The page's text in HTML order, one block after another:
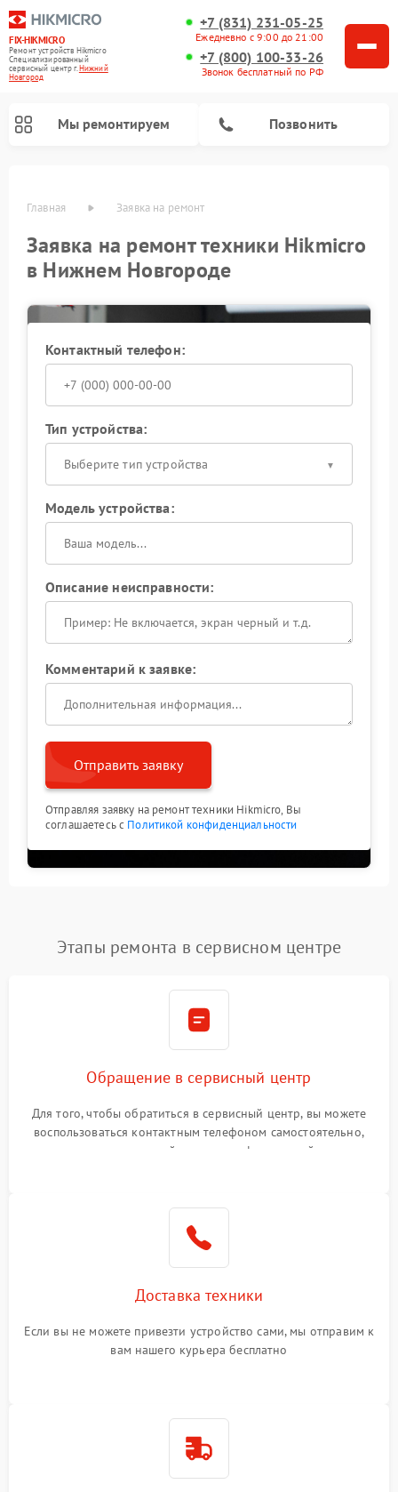
FIX-HIKMICRO
Ремонт устройств Hikmicro
Специализированный
cервисный центр г.Нижний
Новгород
+7 (831) 231-05-25
Ежедневно с 9:00 до 21:00
+7 (800) 100-33-26
Звонок бесплатный по РФ
Мы ремонтируем Позвонить
Главная Заявка на ремонт
Заявка на ремонт техники Hikmicro
в Нижнем Новгороде
Контактный телефон:
Тип устройства:
Выберите тип устройства
Модель устройства:
Описание неисправности:
Комментарий к заявке:
Отправить заявку
Отправляя заявку на ремонт техники Hikmicro, Вы
соглашаетесь с Политикой конфиденциальности
Этапы ремонта в сервисном центре
Обращение в сервисный центр
Для того, чтобы обратиться в сервисный центр, вы можете
воспользоваться контактным телефоном самостоятельно,
или оставить свой номер телефона на сайте
Доставка техники
Если вы не можете привезти устройство сами, мы отправим к
вам нашего курьера бесплатно